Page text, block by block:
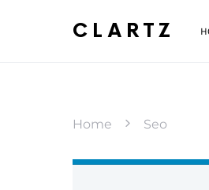
CLARTZ
Home Seo